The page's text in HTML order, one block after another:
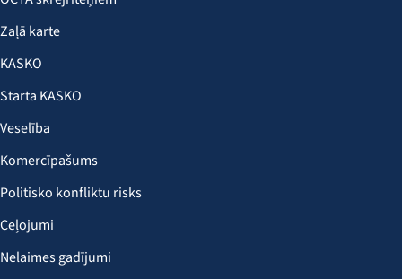
Zaļā karte
KASKO
Starta KASKO
Veselība
Komercīpašums
Politisko konfliktu risks
Ceļojumi
Nelaimes gadījumi